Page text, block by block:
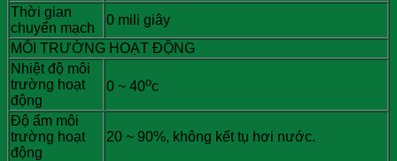
Thời gian
chuyển mạch
0 mili giây
MÔI TRƯỜNG HOẠT ĐỘNG
Nhiệt độ môi
trường hoạt
động
0 ~ 40oc
Độ ẩm môi
trường hoạt
động
20 ~ 90%, không kết tụ hơi nước.